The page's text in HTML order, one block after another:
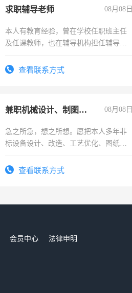
求职辅导老师 08月08日
本人有教育经验，曾在学校任职班主任
及任课教师，也在辅导机构担任辅导教
查看联系方式
兼职机械设计、制图、设备改造 08月08日
急之所急，想之所想。愿把本人多年非
标设备设计、改造、工艺优化、图纸制
结识有识之士，共享未来。
查看联系方式
会员中心
法律申明